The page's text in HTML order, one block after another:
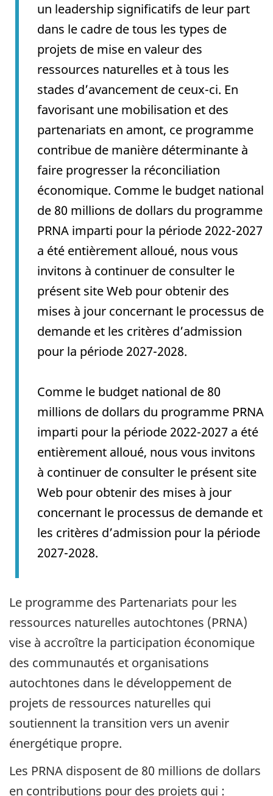
un leadership significatifs de leur part
dans le cadre de tous les types de
projets de mise en valeur des
ressources naturelles et à tous les
stades d’avancement de ceux-ci. En
favorisant une mobilisation et des
partenariats en amont, ce programme
contribue de manière déterminante à
faire progresser la réconciliation
économique. Comme le budget national
de 80 millions de dollars du programme
PRNA imparti pour la période 2022-2027
a été entièrement alloué, nous vous
invitons à continuer de consulter le
présent site Web pour obtenir des
mises à jour concernant le processus de
demande et les critères d’admission
pour la période 2027-2028.
Comme le budget national de 80
millions de dollars du programme PRNA
imparti pour la période 2022-2027 a été
entièrement alloué, nous vous invitons
à continuer de consulter le présent site
Web pour obtenir des mises à jour
concernant le processus de demande et
les critères d’admission pour la période
2027-2028.
Le programme des Partenariats pour les
ressources naturelles autochtones (PRNA)
vise à accroître la participation économique
des communautés et organisations
autochtones dans le développement de
projets de ressources naturelles qui
soutiennent la transition vers un avenir
énergétique propre.
Les PRNA disposent de 80 millions de dollars
en contributions pour des projets qui :